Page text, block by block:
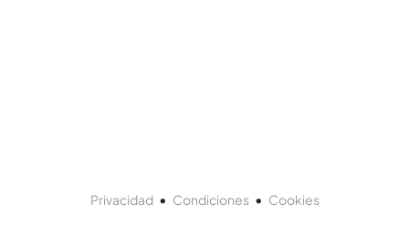
Privacidad• Condiciones• Cookies